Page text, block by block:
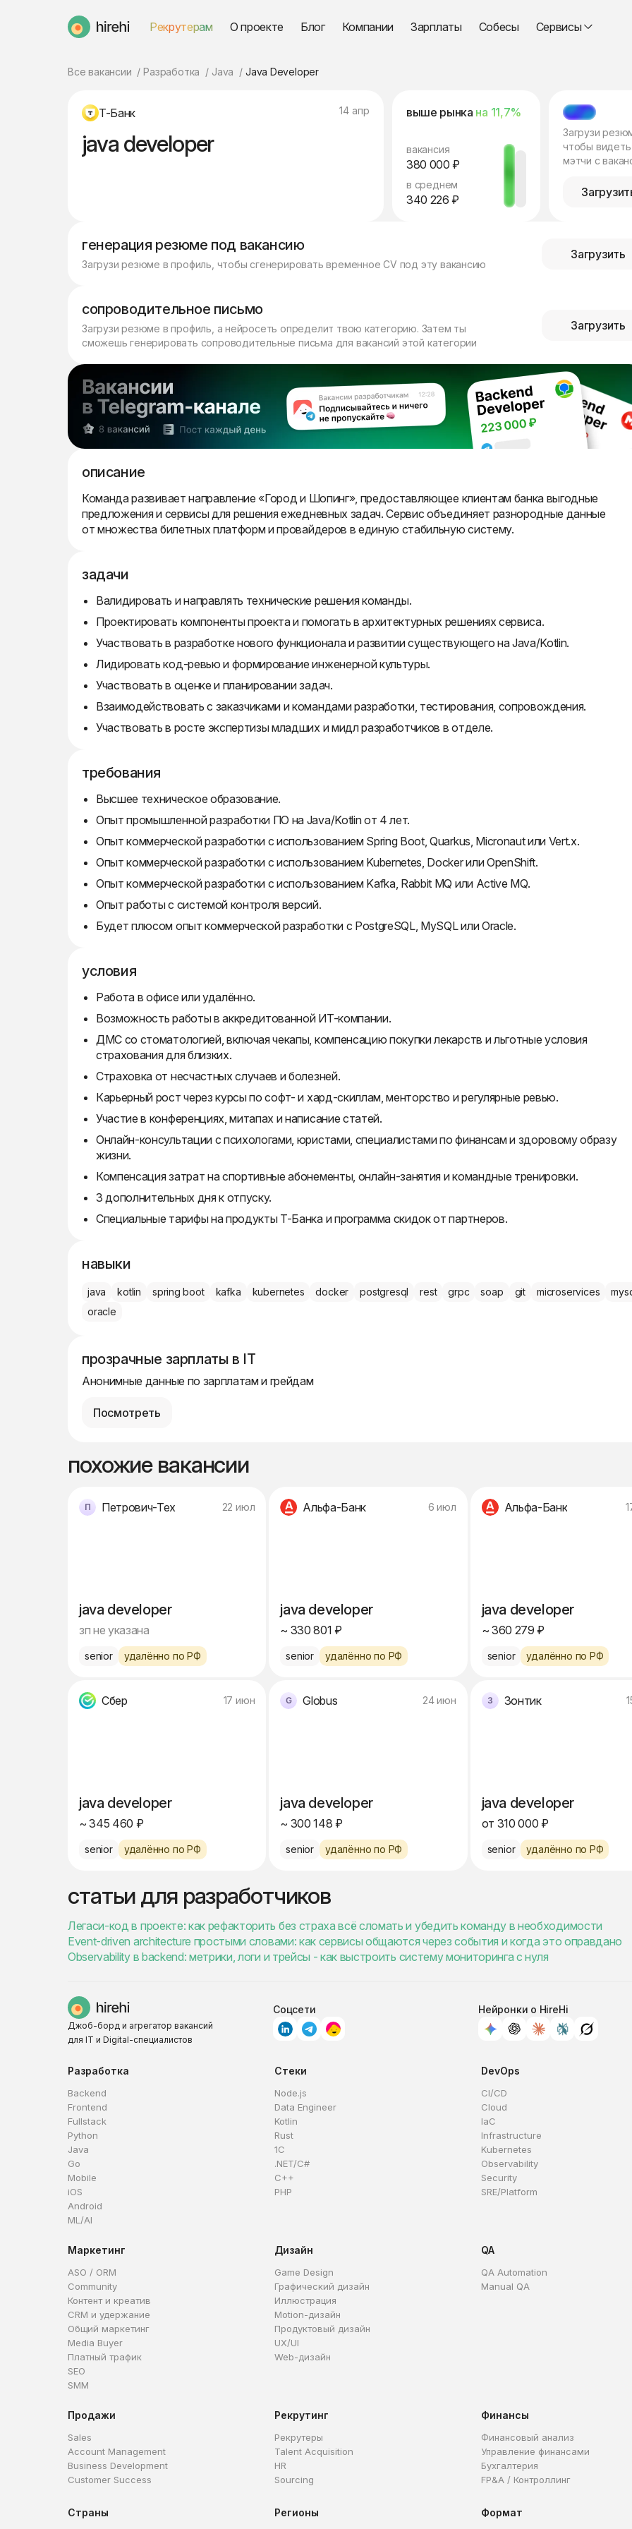
HireHi Рекрутерам О проекте Блог Компании Зарплаты Собесы Сервисы
Все вакансии Разработка Java Java Developer
Т-Банк 14 апр
java developer
выше рынка на 11,7%
вакансия
380 000 ₽
в среднем
340 226 ₽
МЭТЧ
Загрузи
чтобы видеть
мэтчи с
генерация резюме под вакансию
Загрузи резюме в профиль, чтобы сгенерировать временное CV под эту вакансию
Загрузить
сопроводительное письмо
Загрузи резюме в профиль, а нейросеть определит твою категорию. Затем ты
сможешь генерировать сопроводительные письма для вакансий этой категории
Загрузить
описание
Команда развивает направление «Город и Шопинг», предоставляющее клиентам банка выгодные
предложения и сервисы для решения ежедневных задач. Сервис объединяет разнородные данные
от множества билетных платформ и провайдеров в единую стабильную систему.
задачи
Валидировать и направлять технические решения команды.
Проектировать компоненты проекта и помогать в архитектурных решениях сервиса.
Участвовать в разработке нового функционала и развитии существующего на Java/Kotlin.
Лидировать код-ревью и формирование инженерной культуры.
Участвовать в оценке и планировании задач.
Взаимодействовать с заказчиками и командами разработки, тестирования, сопровождения.
Участвовать в росте экспертизы младших и мидл разработчиков в отделе.
требования
Высшее техническое образование.
Опыт промышленной разработки ПО на Java/Kotlin от 4 лет.
Опыт коммерческой разработки с использованием Spring Boot, Quarkus, Micronaut или Vert.x.
Опыт коммерческой разработки с использованием Kubernetes, Docker или OpenShift.
Опыт коммерческой разработки с использованием Kafka, Rabbit MQ или Active MQ.
Опыт работы с системой контроля версий.
Будет плюсом опыт коммерческой разработки с PostgreSQL, MySQL или Oracle.
условия
Работа в офисе или удалённо.
Возможность работы в аккредитованной ИТ-компании.
ДМС со стоматологией, включая чекапы, компенсацию покупки лекарств и льготные условия
страхования для близких.
Страховка от несчастных случаев и болезней.
Карьерный рост через курсы по софт- и хард-скиллам, менторство и регулярные ревью.
Участие в конференциях, митапах и написание статей.
Онлайн-консультации с психологами, юристами, специалистами по финансам и здоровому образу
жизни.
Компенсация затрат на спортивные абонементы, онлайн-занятия и командные тренировки.
3 дополнительных дня к отпуску.
Специальные тарифы на продукты Т-Банка и программа скидок от партнеров.
навыки
java kotlin spring boot kafka kubernetes docker postgresql rest grpc soap git microservices
oracle
прозрачные зарплаты в IT
Анонимные данные по зарплатам и грейдам
Посмотреть
похожие вакансии
Петрович-Тех 22 июл
java developer
зп не указана
senior удалённо по РФ
Альфа-Банк 6 июл
java developer
~ 330 801 ₽
senior удалённо по РФ
Альфа-Банк
java developer
~ 360 279 ₽
senior удалённо по РФ
Сбер 17 июн
java developer
~ 345 460 ₽
senior удалённо по РФ
Globus 24 июн
java developer
~ 300 148 ₽
senior удалённо по РФ
Зонтик
java developer
от 310 000 ₽
senior удалённо по РФ
статьи для разработчиков
Легаси-код в проекте: как рефакторить без страха всё сломать и убедить команду в необходимости
Event-driven architecture простыми словами: как сервисы общаются через события и когда это оправдано
Observability в backend: метрики, логи и трейсы - как выстроить систему мониторинга с нуля
Джоб-борд и агрегатор вакансий
для IT и Digital-специалистов
Соцсети Нейронки о HireHi
Разработка
Backend
Frontend
Fullstack
Python
Java
Go
Mobile
iOS
Android
ML/AI
Стеки
Node.js
Data Engineer
Kotlin
Rust
1C
.NET/C#
C++
PHP
DevOps
CI/CD
Cloud
IaC
Infrastructure
Kubernetes
Observability
Security
SRE/Platform
Маркетинг
ASO / ORM
Community
Контент и креатив
CRM и удержание
Общий маркетинг
Media Buyer
Платный трафик
SEO
SMM
Дизайн
Game Design
Графический дизайн
Иллюстрация
Motion-дизайн
Продуктовый дизайн
UX/UI
Web-дизайн
QA
QA Automation
Manual QA
Продажи
Sales
Account Management
Business Development
Customer Success
Рекрутинг
Рекрутеры
Talent Acquisition
HR
Sourcing
Финансы
Финансовый анализ
Управление финансами
Бухгалтерия
FP&A / Контроллинг
Страны Регионы Формат